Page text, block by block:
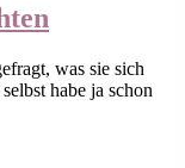
was sie sich
habe ja schon